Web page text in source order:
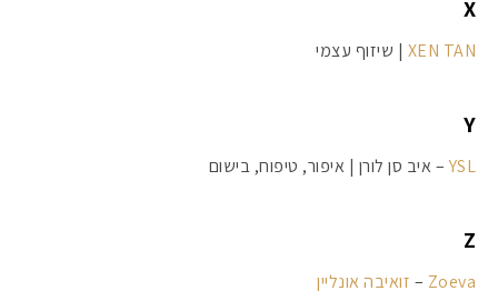
X
XEN TAN | שיזוף עצמי
Y
YSL – איב סן לורן | איפור, טיפוח, בישום
Z
Zoeva
– זואיבה אונליין